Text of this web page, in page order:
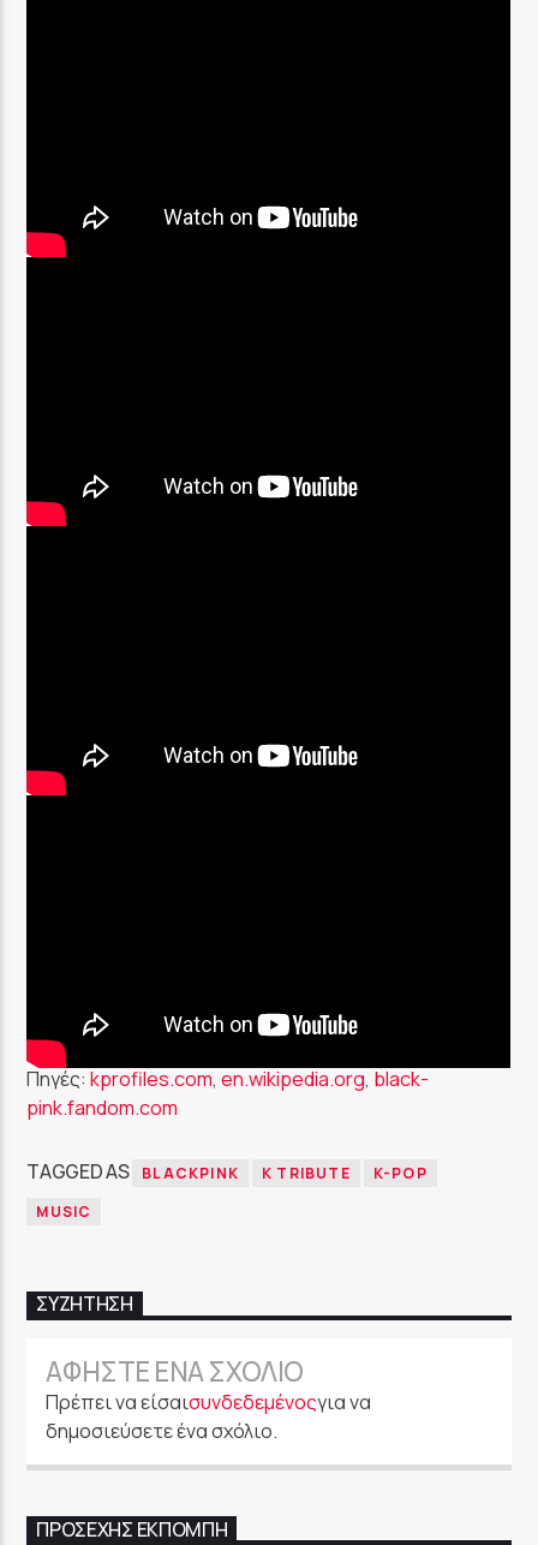
Πηγές:kprofiles.com,en.wikipedia.org, black-
pink.fandom.com
TAGGED AS BLACKPINK K TRIBUTE
K-POP
MUSIC
ΣΥΖΉΤΗΣΗ
ΑΦΉΣΤΕ ΈΝΑ ΣΧΌΛΙΟ
Πρέπει να είσαισυνδεδεμένοςγια να
δημοσιεύσετε ένα σχόλιο.
ΠΡΟΣΕΧΉΣ ΕΚΠΟΜΠΉ